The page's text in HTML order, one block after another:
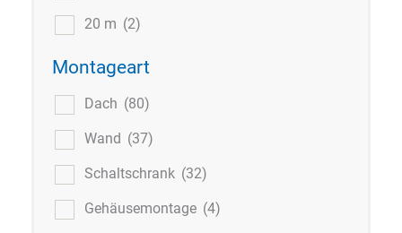
20 m (2)
Montageart
Dach (80)
Wand (37)
Schaltschrank (32)
Gehäusemontage (4)